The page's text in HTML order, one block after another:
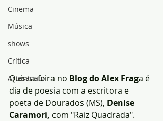
Cinema
Música
shows
Crítica
Artesanato
Quinta-feira no Blog do Alex Fraga é
dia de poesia com a escritora e
poeta de Dourados (MS), Denise
Caramori, com "Raiz Quadrada".